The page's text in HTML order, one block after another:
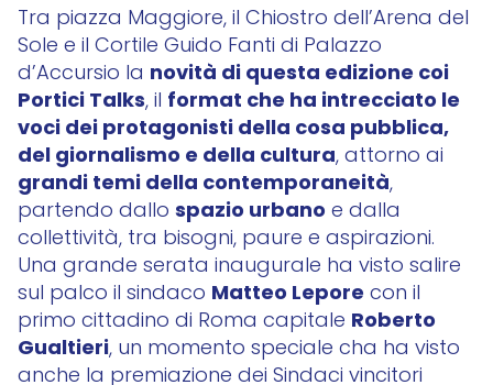
Tra piazza Maggiore, il Chiostro dell’Arena del
Sole e il Cortile Guido Fanti di Palazzo
d’Accursio la novità di questa edizione coi
Portici Talks, il format che ha intrecciato le
voci dei protagonisti della cosa pubblica,
del giornalismo e della cultura, attorno ai
grandi temi della contemporaneità,
partendo dallo spazio urbano e dalla
collettività, tra bisogni, paure e aspirazioni.
Una grande serata inaugurale ha visto salire
sul palco il sindaco Matteo Lepore con il
primo cittadino di Roma capitale Roberto
Gualtieri, un momento speciale cha ha visto
anche la premiazione dei Sindaci vincitori